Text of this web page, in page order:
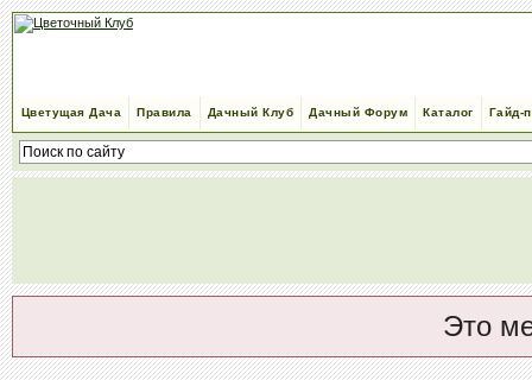
Цветущая Дача Правила Дачный Клуб Дачный Форум Каталог Гайд-
Это